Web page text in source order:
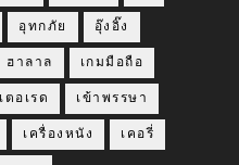
อุทกภัย อุ๊งอิ๊ง
ฮาลาล เกมมือถือ
ตอเรด เข้าพรรษา
เครื่องหนัง เคอรี่